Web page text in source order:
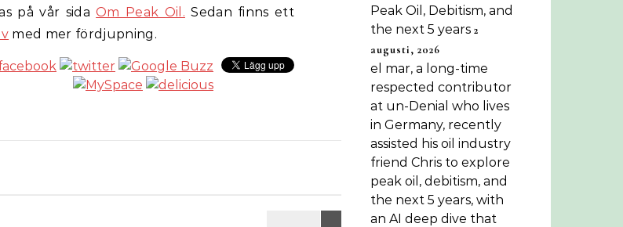
på vår sidaOm Peak Oil. Sedan finns ett
med mer fördjupning.
Peak Oil, Debitism, and
the next 5 years 2
augusti, 2026
el mar, a long-time
respected contributor
at un-Denial who lives
in Germany, recently
assisted his oil industry
friend Chris to explore
peak oil, debitism, and
the next 5 years, with
an AI deep dive that